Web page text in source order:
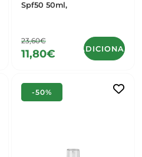
Spf50 50ml,
23,60€
11,80€ ADICIONAR
-50%